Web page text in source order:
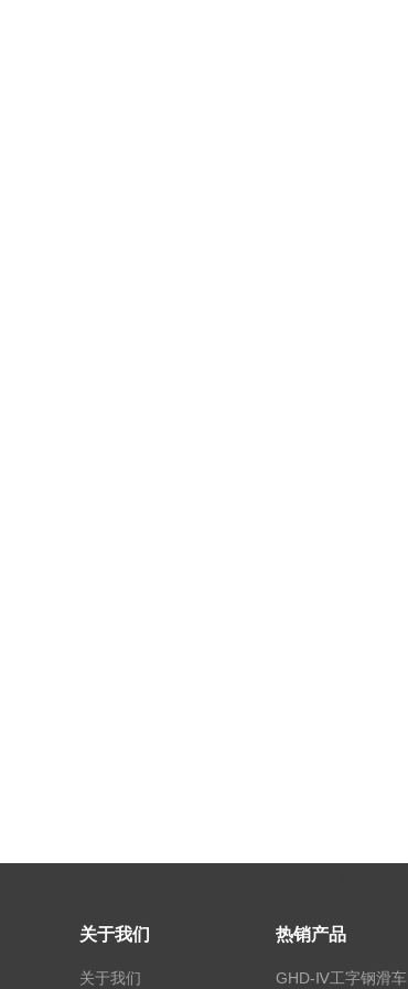
关于我们
关于我们
热销产品
GHD-Ⅳ工字钢滑车